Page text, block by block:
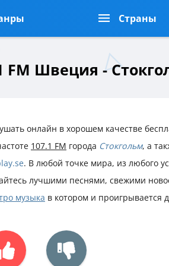
Страны
FM Швеция -
онлайн в хорошем качестве
107.1 FM города Стокгольм, а
. В любой точке мира, из любого
лучшими песнями, свежими
музыка в котором и проигрывается